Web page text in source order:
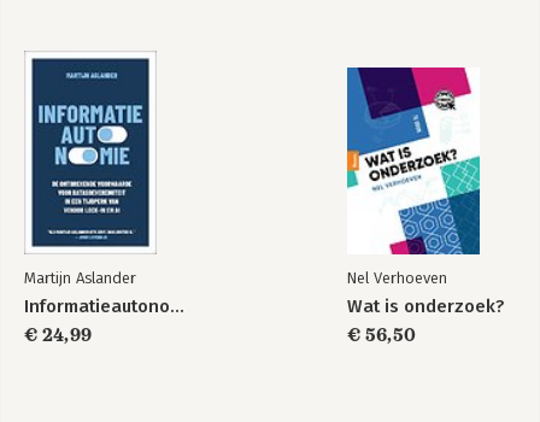
Martijn Aslander
Informatieautonomie
€ 24,99
Nel Verhoeven
Wat is onderzoek?
€ 56,50